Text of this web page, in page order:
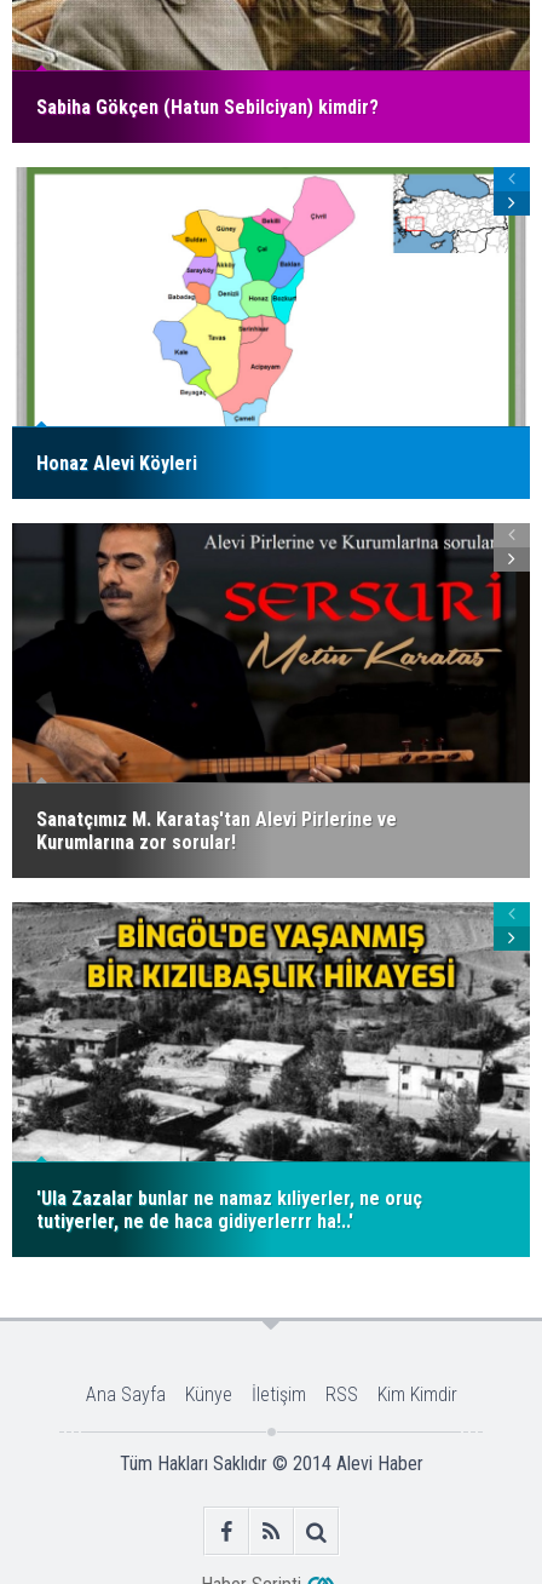
Sabiha Gökçen (Hatun Sebilciyan) kimdir?
Honaz Alevi Köyleri
Sanatçımız M. Karataş'tan Alevi Pirlerine ve
Kurumlarına zor sorular!
'Ula Zazalar bunlar ne namaz kıliyerler, ne oruç
tutiyerler, ne de haca gidiyerlerrr ha!..'
Ana Sayfa Künye İletişim RSS Kim Kimdir
Tüm Hakları Saklıdır © 2014 Alevi Haber